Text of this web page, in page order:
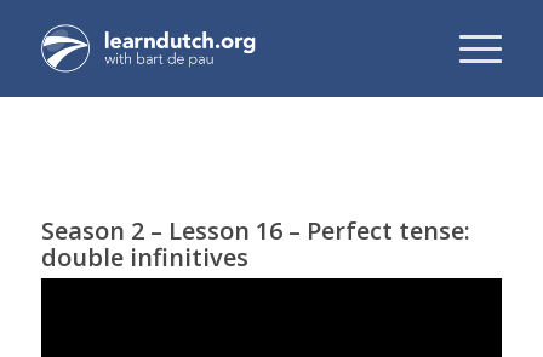
Season 2 – Lesson 16 – Perfect tense:
double infinitives